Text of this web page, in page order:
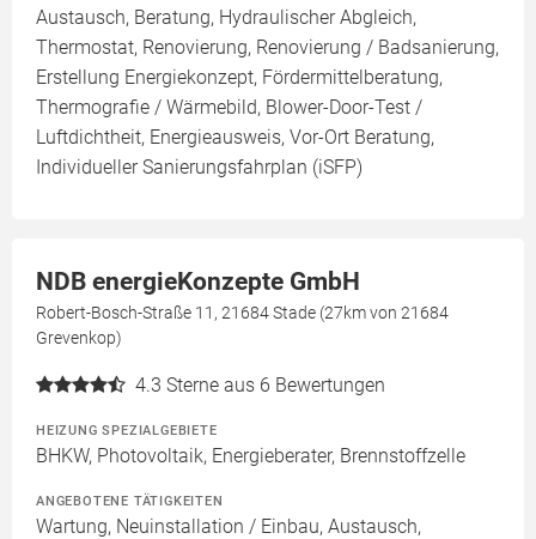
Austausch, Beratung, Hydraulischer Abgleich,
Thermostat, Renovierung, Renovierung / Badsanierung,
Erstellung Energiekonzept, Fördermittelberatung,
Thermografie / Wärmebild, Blower-Door-Test /
Luftdichtheit, Energieausweis, Vor-Ort Beratung,
Individueller Sanierungsfahrplan (iSFP)
NDB energieKonzepte GmbH
Robert-Bosch-Straße 11, 21684 Stade (27km von 21684
Grevenkop)
4.3 Sterne aus 6 Bewertungen
HEIZUNG SPEZIALGEBIETE
BHKW, Photovoltaik, Energieberater, Brennstoffzelle
ANGEBOTENE TÄTIGKEITEN
Wartung, Neuinstallation / Einbau, Austausch,